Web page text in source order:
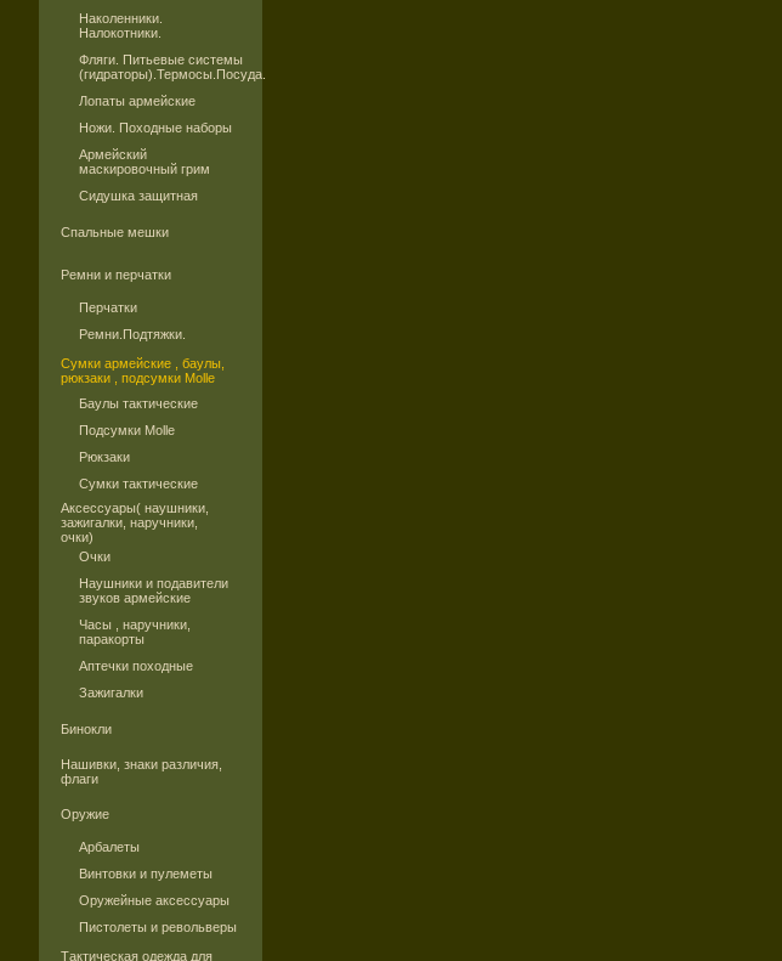
Наколенники.
Налокотники.
Фляги. Питьевые системы
(гидраторы).Термосы.Посуда.
Лопаты армейские
Ножи. Походные наборы
Армейский
маскировочный грим
Сидушка защитная
Спальные мешки
Ремни и перчатки
Перчатки
Ремни.Подтяжки.
Сумки армейские , баулы,
рюкзаки , подсумки Molle
Баулы тактические
Подсумки Molle
Рюкзаки
Сумки тактические
Аксессуары( наушники,
зажигалки, наручники,
очки)
Очки
Наушники и подавители
звуков армейские
Часы , наручники,
паракорты
Аптечки походные
Зажигалки
Бинокли
Нашивки, знаки различия,
флаги
Оружие
Арбалеты
Винтовки и пулеметы
Оружейные аксессуары
Пистолеты и револьверы
Тактическая одежда для